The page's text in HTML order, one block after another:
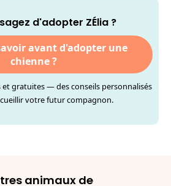
d'adopter ZÉlia ?
avant d'adopter une
chienne ?
et gratuites — des conseils personnalisés
votre futur compagnon.
animaux de